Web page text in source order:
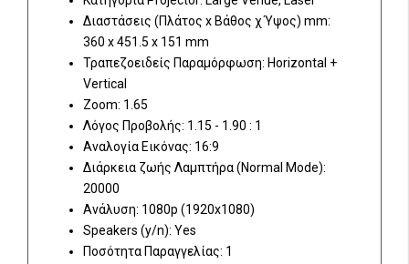
Διαστάσεις (Πλάτος x Βάθος χ Ύψος) mm:
360 x 451.5 x 151 mm
Τραπεζοειδείς Παραμόρφωση: Horizontal +
Vertical
Zoom: 1.65
Λόγος Προβολής: 1.15 - 1.90 : 1
Αναλογία Εικόνας: 16:9
Διάρκεια ζωής Λαμπτήρα (Normal Mode):
20000
Ανάλυση: 1080p (1920x1080)
Speakers (y/n): Yes
Ποσότητα Παραγγελίας: 1